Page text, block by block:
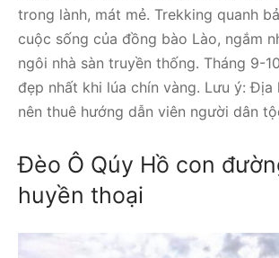
trong lành, mát mẻ. Trekking quanh
cuộc sống của đồng bào Lào, ngắm
ngôi nhà sàn truyền thống. Tháng 9-
đẹp nhất khi lúa chín vàng. Lưu ý: Địa
nên thuê hướng dẫn viên người dân
Đèo Ô Qúy Hồ con
huyền thoại